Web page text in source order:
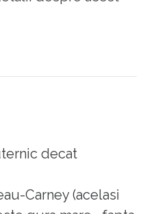
asupra Canadei
vorbeste despre cel
Beijing in genunchi
dezavantajoase
decat
Carney (acelasi